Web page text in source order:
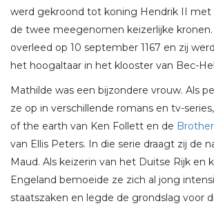
werd gekroond tot koning Hendrik II met
de twee meegenomen keizerlijke
overleed op 10 september 1167 en zij
het hoogaltaar in het klooster van Bec-
Mathilde was een bijzondere vrouw. Als
ze op in verschillende romans en tv-
of the earth van Ken Follett en de
van Ellis Peters. In die serie draagt zij de
Maud. Als keizerin van het Duitse Rijk en
Engeland bemoeide ze zich al jong
staatszaken en legde de grondslag voor